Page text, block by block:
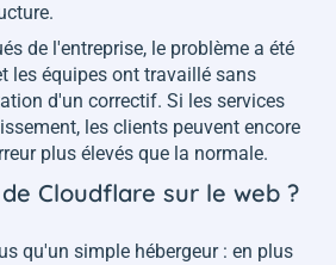
de l'entreprise, le problème a été
les équipes ont travaillé sans
d'un correctif. Si les services
les clients peuvent encore
plus élevés que la normale.
Cloudflare sur le web ?
qu'un simple hébergeur : en plus